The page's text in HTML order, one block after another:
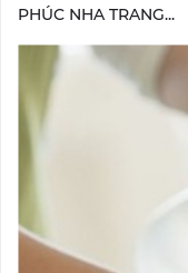
PHÚC NHA TRANG...